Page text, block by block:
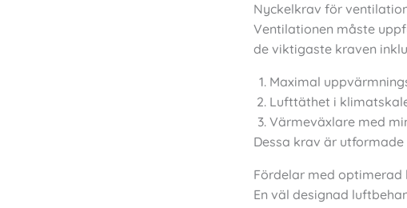
Nyckelkrav för
Ventilationen måste
de viktigaste kraven
Maximal
Lufttäthet i
Värmeväxlare med
Dessa krav är
Fördelar med optimerad
En väl designad